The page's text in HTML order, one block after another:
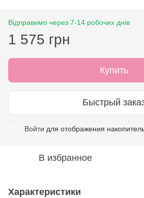
Відправимо через 7-14 робочих днів
1 575 грн
Купить
Быстрый
Войти для отображения
В избранное
Характеристики